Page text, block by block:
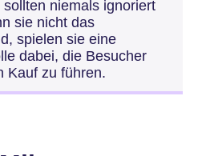
niemals ignoriert
sie nicht das
spielen sie eine
dabei, die Besucher
Kauf zu führen.